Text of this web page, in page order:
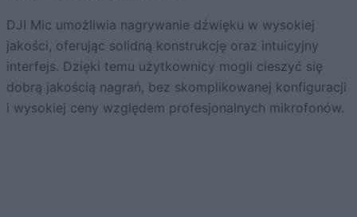
DJI Mic umożliwia nagrywanie dźwięku w wysokiej
jakości, oferując solidną konstrukcję oraz intuicyjny
interfejs. Dzięki temu użytkownicy mogli cieszyć się
dobrą jakością nagrań, bez skomplikowanej konfiguracji
i wysokiej ceny względem profesjonalnych mikrofonów.